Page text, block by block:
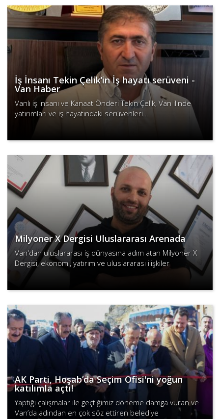
İş İnsanı Tekin Çelik’in İş hayatı serüveni -
Van Haber
Vanlı iş insanı ve Kanaat Önderi Tekin Çelik, Van ilinde
yatırımları ve iş hayatındaki serüvenleri…
Milyoner X Dergisi Uluslararası Arenada
Van'dan uluslararası iş dünyasına adım atan Milyoner X
Dergisi, ekonomi, yatırım ve uluslararası ilişkiler
alanlarında fark yaratmayı hedefliyor.
AK Parti, Hoşab’da Seçim Ofisi'ni yoğun
katılımla açtı!
Yaptığı çalışmalar ile geçtiğimiz döneme damga vuran ve
Van’da adından en çok söz ettiren belediye